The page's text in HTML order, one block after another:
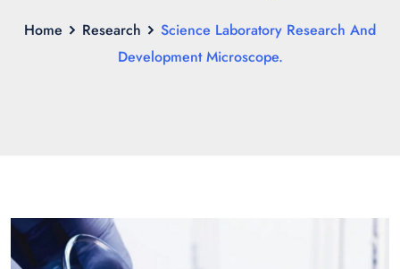
Home Research
Science Laboratory Research And
Development Microscope.